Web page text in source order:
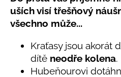
produktu
je
5,0
hvězdiček.
uších visí třešňový
všechno může...
Kraťasy jsou akorát
dítě neodře kolena.
Hubeňourovi
u
j